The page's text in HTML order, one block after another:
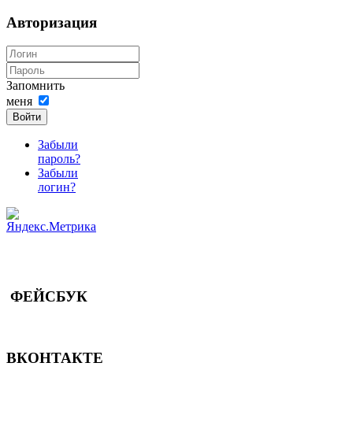
Авторизация
Запомнить
меня
Войти
Забыли
пароль?
Забыли
логин?
ФЕЙСБУК
ВКОНТАКТЕ